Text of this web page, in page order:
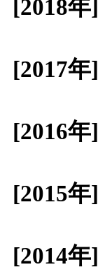
[2018年]
[2017年]
[2016年]
[2015年]
[2014年]